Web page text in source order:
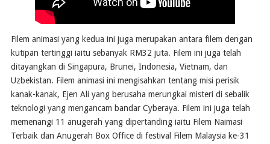
Filem animasi yang kedua ini juga merupakan antara filem dengan
kutipan tertinggi iaitu sebanyak RM32 juta. Filem ini juga telah
ditayangkan di Singapura, Brunei, Indonesia, Vietnam, dan
Uzbekistan. Filem animasi ini mengisahkan tentang misi perisik
kanak-kanak, Ejen Ali yang berusaha merungkai misteri di sebalik
teknologi yang mengancam bandar Cyberaya. Filem ini juga telah
memenangi 11 anugerah yang dipertanding iaitu Filem Naimasi
Terbaik dan Anugerah Box Office di festival Filem Malaysia ke-31